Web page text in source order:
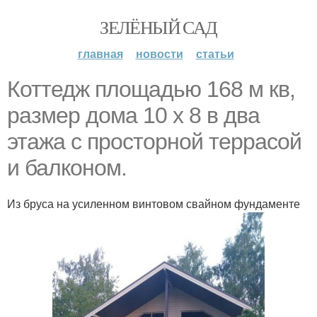
ЗЕЛЁНЫЙ САД
главная новости статьи
Коттедж площадью 168 м кв,
размер дома 10 х 8 в два
этажа с просторной террасой
и балконом.
Из бруса на усиленном винтовом свайном фундаменте